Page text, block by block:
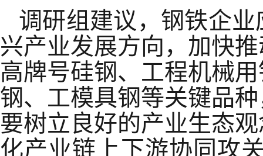
调研组建议，钢铁企
兴产业发展方向，加快
高牌号硅钢、工程机械
钢、工模具钢等关键品
要树立良好的产业生态
化产业链上下游协同攻